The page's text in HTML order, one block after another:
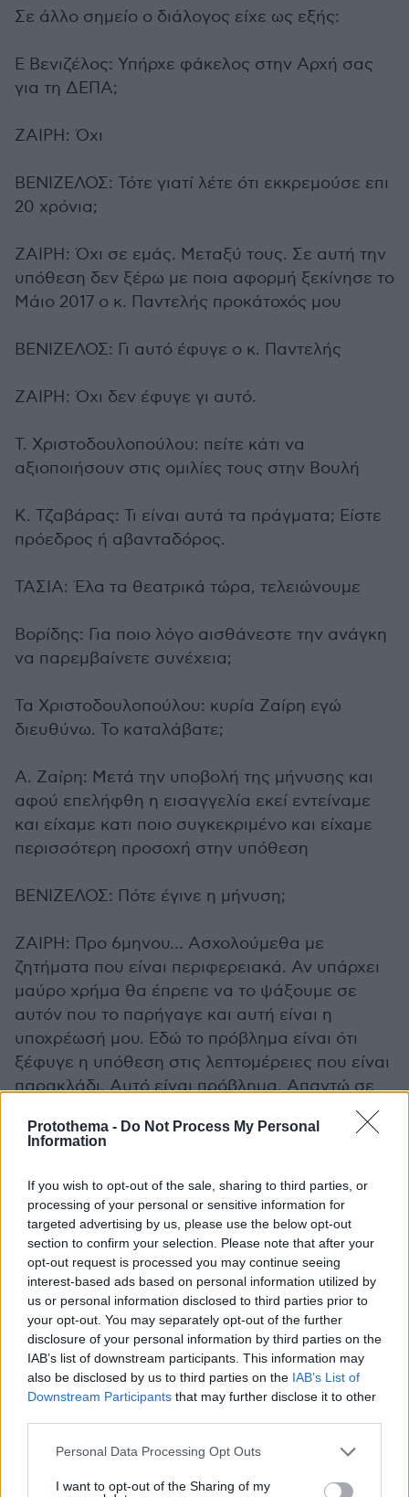
Protothema - Do Not Process My Personal
Information
If you wish to opt-out of the sale, sharing to third parties, or
processing of your personal or sensitive information for
targeted advertising by us, please use the below opt-out
section to confirm your selection. Please note that after your
opt-out request is processed you may continue seeing
interest-based ads based on personal information utilized by
us or personal information disclosed to third parties prior to
your opt-out. You may separately opt-out of the further
disclosure of your personal information by third parties on the
IAB’s list of downstream participants. This information may
also be disclosed by us to third parties on the IAB’s List of
Downstream Participants that may further disclose it to other
Please note that this website/app uses one or more Google
not limited to your visit or usage behaviour. You may click to
Personal Data Processing Opt Outs
I want to opt-out of the Sharing of my
Σε άλλο σημείο ο διάλογος είχε ως εξής:
Ε Βενιζέλος: Υπήρχε φάκελος στην Αρχή σας
για τη ΔΕΠΑ;
ΖΑΙΡΗ: Όχι
ΒΕΝΙΖΕΛΟΣ: Τότε γιατί λέτε ότι εκκρεμούσε επι
20 χρόνια;
ΖΑΙΡΗ: Όχι σε εμάς. Μεταξύ τους. Σε αυτή την
υπόθεση δεν ξέρω με ποια αφορμή ξεκίνησε το
Μάιο 2017 ο κ. Παντελής προκάτοχός μου
ΒΕΝΙΖΕΛΟΣ: Γι αυτό έφυγε ο κ. Παντελής
ΖΑΙΡΗ: Όχι δεν έφυγε γι αυτό.
Τ. Χριστοδουλοπούλου: πείτε κάτι να
αξιοποιήσουν στις ομιλίες τους στην Βουλή
Κ. Τζαβάρας: Τι είναι αυτά τα πράγματα; Είστε
πρόεδρος ή αβανταδόρος.
ΤΑΣΙΑ: Έλα τα θεατρικά τώρα, τελειώνουμε
Βορίδης: Για ποιο λόγο αισθάνεστε την ανάγκη
να παρεμβαίνετε συνέχεια;
Τα Χριστοδουλοπούλου: κυρία Ζαίρη εγώ
διευθύνω. Το καταλάβατε;
Α. Ζαίρη: Μετά την υποβολή της μήνυσης και
αφού επελήφθη η εισαγγελία εκεί εντείναμε
και είχαμε κατι ποιο συγκεκριμένο και είχαμε
περισσότερη προσοχή στην υπόθεση
ΒΕΝΙΖΕΛΟΣ: Πότε έγινε η μήνυση;
ΖΑΙΡΗ: Προ 6μηνου… Ασχολούμεθα με
ζητήματα που είναι περιφερειακά. Αν υπάρχει
μαύρο χρήμα θα έπρεπε να το ψάξουμε σε
αυτόν που το παρήγαγε και αυτή είναι η
υποχρέωσή μου. Εδώ το πρόβλημα είναι ότι
ξέφυγε η υπόθεση στις λεπτομέρειες που είναι
παρακλάδι. Αυτό είναι πρόβλημα. Απαντώ σε
όλους. Δεν μπορούσα ούτε όφειλα να ψάξω αν
οι καταβολές των ΕΛΦΕ προς ΔΕΠΑ ήταν ή όχι
γραφείο μου οι δικηγόροι ΔΕΠΑ και
προσπαθούσαν κάτι να πετύχουν. Εγώ δεν
μπορούσα να κάνω τέτοιο έλεγχο. Άλλωστε
είχε γίνει ήδη αγωγή ή αίτηση ασφαλιστικών
που εξεδόθη και αυτή προσφάτως. Δεν είναι
σκοπός της Αρχής αυτός.
Βενιζέλος: Εχω μια επιστολή. Ο κ. Παντελής, ο
προκάτοχός σας, στις 2 Μαίου 2017
απευθύνεται στον Κιτσάκο, πρώην
διευθύνοντα σύμβουλο της ΔΕΠΑ και τον ρωτά
αν έχει επαφές με την ΕΛΦΕ. Γιατί το κάνει